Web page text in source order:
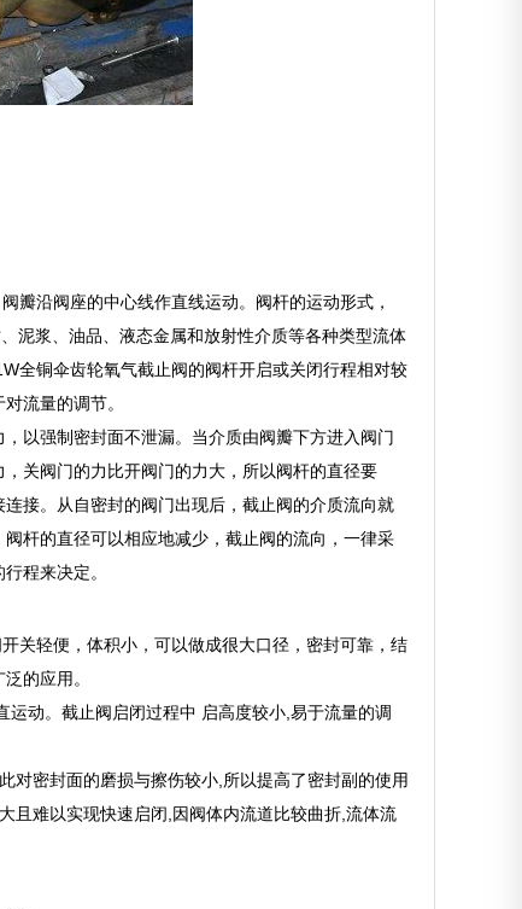
瓣沿阀座的中心线作直线运动。阀杆的运动形式，
泥浆、油品、液态金属和放射性介质等各种类型流体
全铜伞齿轮氧气截止阀的阀杆开启或关闭行程相对较
流量的调节。
以强制密封面不泄漏。当介质由阀瓣下方进入阀门
关阀门的力比开阀门的力大，所以阀杆的直径要
接。从自密封的阀门出现后，截止阀的介质流向就
杆的直径可以相应地减少，截止阀的流向，一律采
程来决定。
关轻便，体积小，可以做成很大口径，密封可靠，结
的应用。
动。截止阀启闭过程中 启高度较小,易于流量的调
对密封面的磨损与擦伤较小,所以提高了密封副的使用
且难以实现快速启闭,因阀体内流道比较曲折,流体流